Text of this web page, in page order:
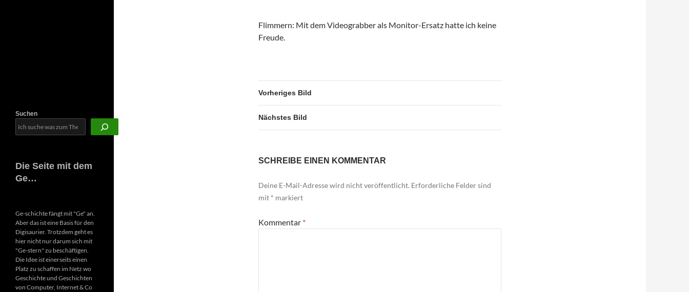
Flimmern: Mit dem Videograbber als Monitor-Ersatz hatte ich keine
Freude.
Vorheriges Bild
Nächstes Bild
SCHREIBE EINEN KOMMENTAR
Deine E-Mail-Adresse wird nicht veröffentlicht. Erforderliche Felder sind
mit * markiert
Kommentar *
Suchen
Die Seite mit dem
Ge…
Ge-schichte fängt mit "Ge" an.
Aber das ist eine Basis für den
Digisaurier. Trotzdem geht es
hier nicht nur darum sich mit
"Ge-stern" zu beschäftigen.
Die Idee ist einerseits einen
Platz zu schaffen im Netz wo
Geschichte und Geschichten
von Computer, Internet & Co